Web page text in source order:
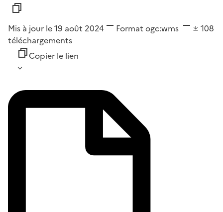
Mis à jour le 19 août 2024 Format ogc:wms
108
téléchargements
Copier le lien